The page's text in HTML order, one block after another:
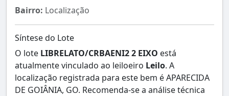
Bairro: Localização
Síntese do Lote
O lote LIBRELATO/CRBAENI2 2 EIXO está
atualmente vinculado ao leiloeiro Leilo. A
localização registrada para este bem é APARECIDA
DE GOIÂNIA, GO. Recomenda-se a análise técnica